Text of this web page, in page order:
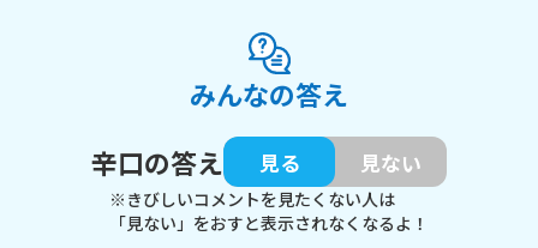
みんなの答え
辛口の答え
見る 見ない
※きびしいコメントを見たくない人は
「見ない」をおすと表示されなくなるよ！